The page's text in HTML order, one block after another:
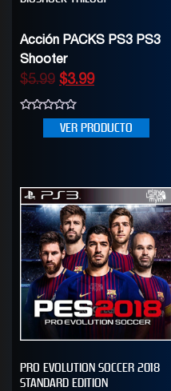
Acción PACKS PS3 PS3
Shooter
$5.99 $3.99
VER PRODUCTO
PRO EVOLUTION SOCCER 2018
STANDARD EDITION